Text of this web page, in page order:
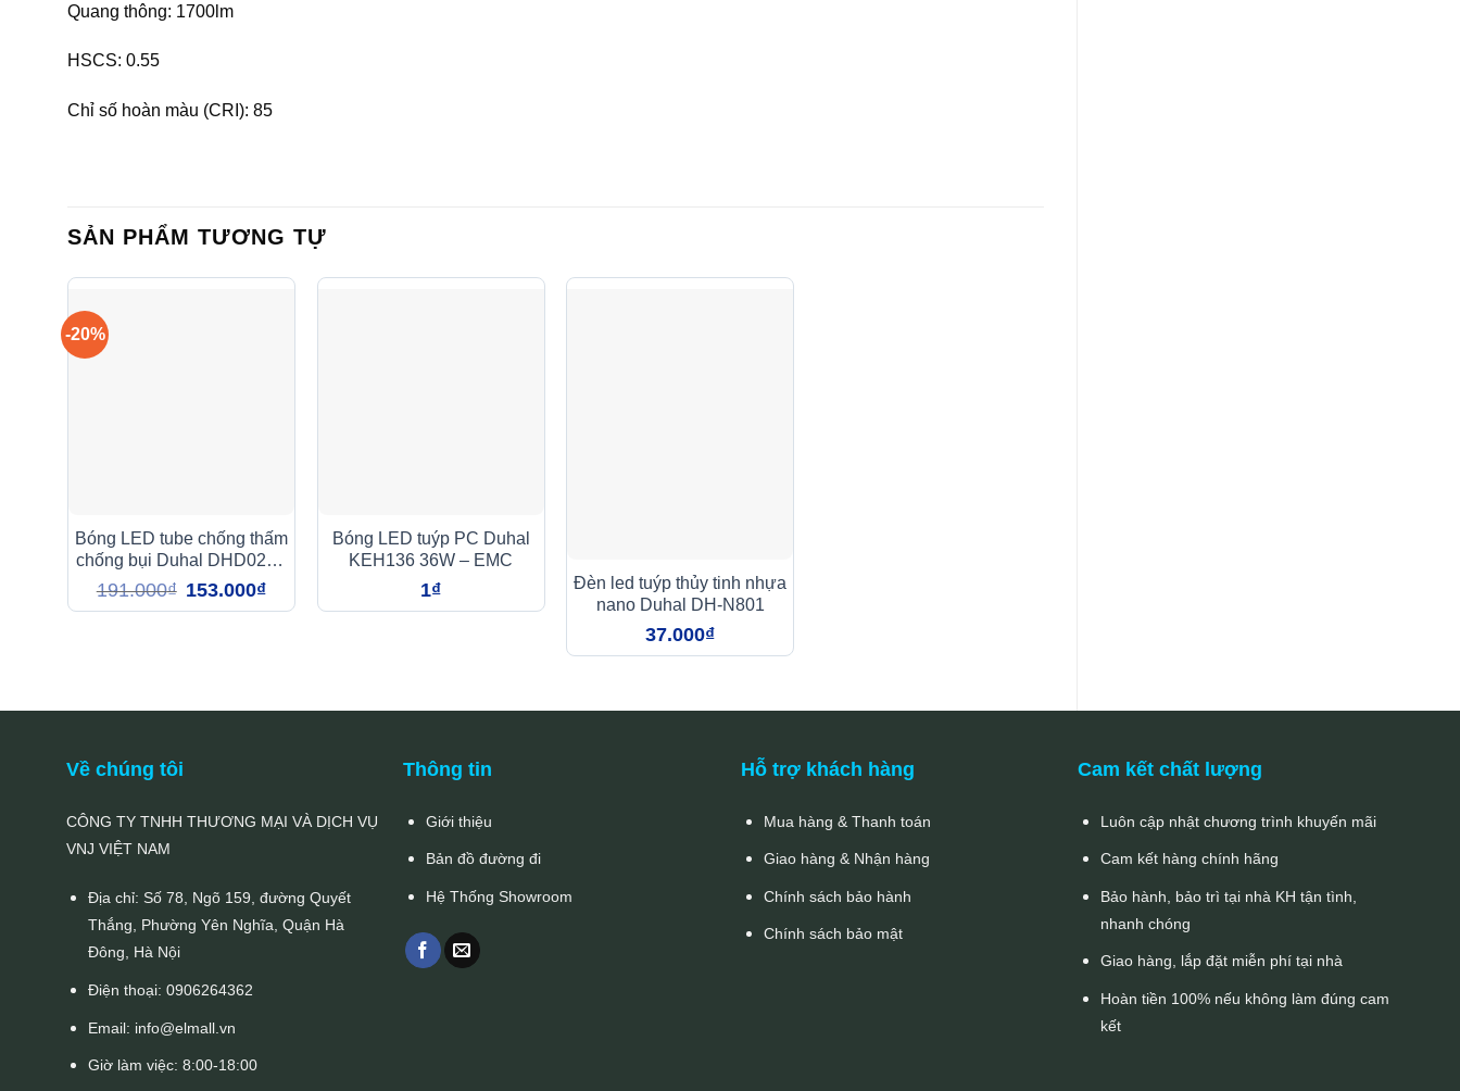
Quang thông: 1700lm
HSCS: 0.55
Chỉ số hoàn màu (CRI): 85
SẢN PHẨM TƯƠNG TỰ
-20%
Bóng LED tube chống thấm
chống bụi Duhal DHD0231
23W
191.000₫ Giá
gốc
là:
153.000₫Giá
tại
Bóng LED tuýp PC Duhal
KEH136 36W – EMC
1₫
Đèn led tuýp thủy tinh nhựa
nano Duhal DH-N801
37.000₫
Về chúng tôi
CÔNG TY TNHH THƯƠNG MẠI VÀ DỊCH VỤ
VNJ VIỆT NAM
Địa chỉ: Số 78, Ngõ 159, đường Quyết
Thắng, Phường Yên Nghĩa, Quận Hà
Đông, Hà Nội
Điện thoại:0906264362
Email: info@elmall.vn
Giờ làm việc: 8:00-18:00
Thông tin
Giới thiệu
Bản đồ đường đi
Hệ Thống Showroom
Hỗ trợ khách hàng
Mua hàng & Thanh toán
Giao hàng & Nhận hàng
Chính sách bảo hành
Chính sách bảo mật
Cam kết chất lượng
Luôn cập nhật chương trình khuyến mãi
Cam kết hàng chính hãng
Bảo hành, bảo trì tại nhà KH tận tình,
nhanh chóng
Giao hàng, lắp đặt miễn phí tại nhà
Hoàn tiền 100% nếu không làm đúng cam
kết